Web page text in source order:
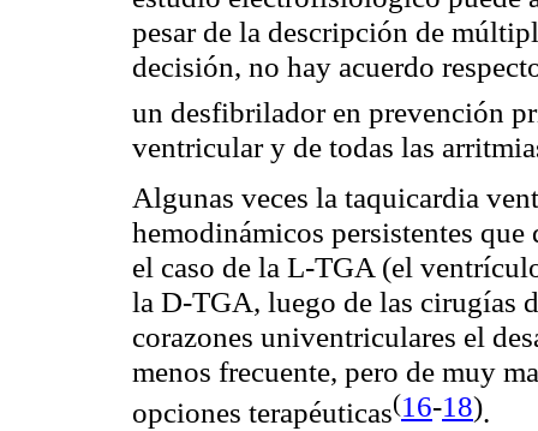
pesar de la descripción de
decisión, no hay acuerdo
un desfibrilador en prevención
ventricular y de todas las
Algunas veces la taquicardia
hemodinámicos persistentes
el caso de la L-TGA (el
la D-TGA, luego de las cirugías
corazones univentriculares el
menos frecuente, pero de muy
opciones terapéuticas(16-18).